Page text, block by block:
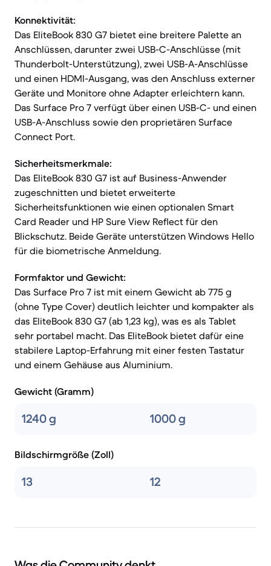
Konnektivität:
Das EliteBook 830 G7 bietet eine breitere Palette an
Anschlüssen, darunter zwei USB-C-Anschlüsse (mit
Thunderbolt-Unterstützung), zwei USB-A-Anschlüsse
und einen HDMI-Ausgang, was den Anschluss externer
Geräte und Monitore ohne Adapter erleichtern kann.
Das Surface Pro 7 verfügt über einen USB-C- und einen
USB-A-Anschluss sowie den proprietären Surface
Connect Port.
Sicherheitsmerkmale:
Das EliteBook 830 G7 ist auf Business-Anwender
zugeschnitten und bietet erweiterte
Sicherheitsfunktionen wie einen optionalen Smart
Card Reader und HP Sure View Reflect für den
Blickschutz. Beide Geräte unterstützen Windows Hello
für die biometrische Anmeldung.
Formfaktor und Gewicht:
Das Surface Pro 7 ist mit einem Gewicht ab 775 g
(ohne Type Cover) deutlich leichter und kompakter als
das EliteBook 830 G7 (ab 1,23 kg), was es als Tablet
sehr portabel macht. Das EliteBook bietet dafür eine
stabilere Laptop-Erfahrung mit einer festen Tastatur
und einem Gehäuse aus Aluminium.
Gewicht (Gramm)
1240 g 1000 g
Bildschirmgröße (Zoll)
13 12